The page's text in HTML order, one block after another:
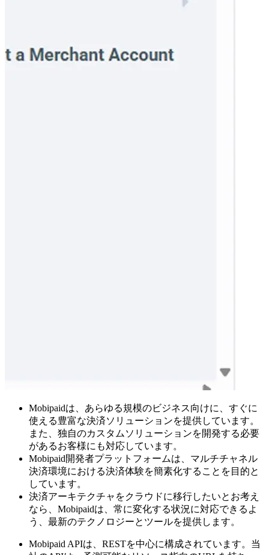
Mobipaidは、あらゆる規模のビジネス向けに、すぐに
使える豊富な決済ソリューションを提供しています。
また、独自のカスタムソリューションを開発する必要
があるお客様にも対応しています。
Mobipaid開発者プラットフォームは、マルチチャネル
決済環境における決済体験を簡素化することを目的と
しています。
決済アーキテクチャをクラウドに移行したいとお考え
なら、Mobipaidは、常に変化する状況に対応できるよ
う、最新のテクノロジーとツールを提供します。
Mobipaid APIは、RESTを中心に構成されています。当